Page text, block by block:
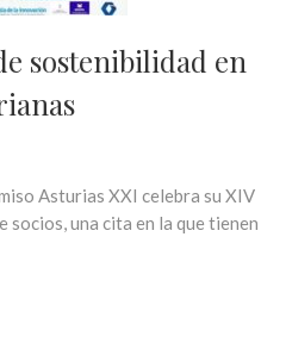
sostenibilidad en
Asturias XXI celebra su XIV
socios, una cita en la que tienen